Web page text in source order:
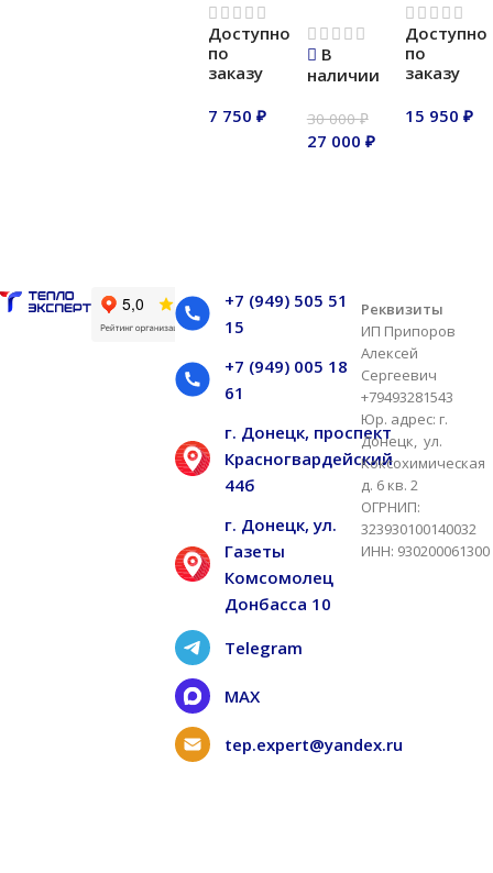
Доступно
по
заказу
7 750₽
В
наличии
30 000₽
27 000 ₽
Доступно
по
заказу
15 950₽
+7 (949) 505 51
15
+7 (949) 005 18
61
г. Донецк, проспект
Красногвардейский
44б
г. Донецк, ул.
Газеты
Комсомолец
Донбасса 10
Telegram
MAX
tep.expert@yandex.ru
Реквизиты
ИП Припоров
Алексей
Сергеевич
+79493281543
Юр. адрес: г.
Донецк, ул.
Коксохимическая
д. 6 кв. 2
ОГРНИП:
323930100140032
ИНН: 930200061300